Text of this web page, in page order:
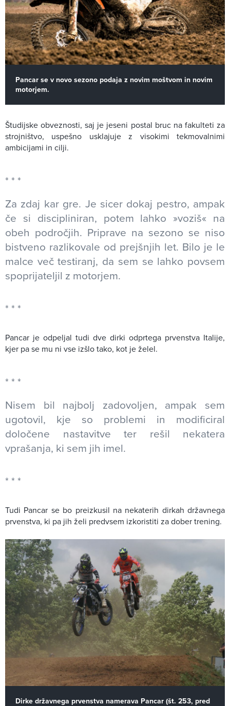
Pancar se v novo sezono podaja z novim moštvom in novim
motorjem.
Študijske obveznosti, saj je jeseni postal bruc na fakulteti za
strojništvo, uspešno usklajuje z visokimi tekmovalnimi
ambicijami in cilji.
Za zdaj kar gre. Je sicer dokaj pestro, ampak
če si discipliniran, potem lahko »voziš« na
obeh področjih. Priprave na sezono se niso
bistveno razlikovale od prejšnjih let. Bilo je le
malce več testiranj, da sem se lahko povsem
spoprijateljil z motorjem.
Pancar je odpeljal tudi dve dirki odprtega prvenstva Italije,
kjer pa se mu ni vse izšlo tako, kot je želel.
Nisem bil najbolj zadovoljen, ampak sem
ugotovil, kje so problemi in modificiral
določene nastavitve ter rešil nekatera
vprašanja, ki sem jih imel.
Tudi Pancar se bo preizkusil na nekaterih dirkah državnega
prvenstva, ki pa jih želi predvsem izkoristiti za dober trening.
Dirke državnega prvenstva namerava Pancar (št. 253, pred